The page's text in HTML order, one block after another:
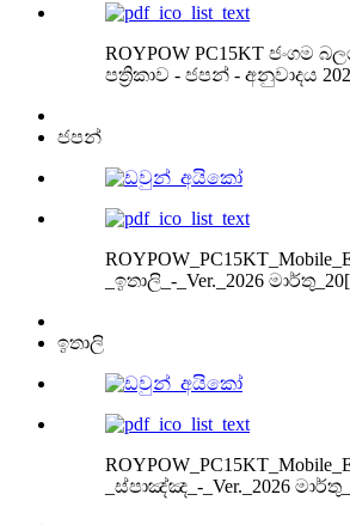
ROYPOW PC15KT ජංගම
පත්‍රිකාව - ජපන් - අනුවාදය
ජපන්
_ඉතාලි_-_Ver._2026
ඉතාලි
_ස්පාඤ්ඤ_-_Ver._2026